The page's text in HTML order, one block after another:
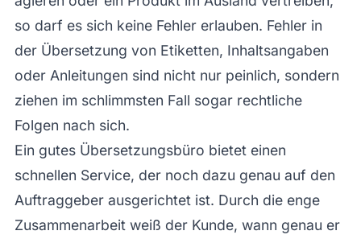
so darf es sich keine Fehler erlauben. Fehler in
der Übersetzung von Etiketten, Inhaltsangaben
oder Anleitungen sind nicht nur peinlich, sondern
ziehen im schlimmsten Fall sogar rechtliche
Folgen nach sich.
Ein gutes Übersetzungsbüro bietet einen
schnellen Service, der noch dazu genau auf den
Auftraggeber ausgerichtet ist. Durch die enge
Zusammenarbeit weiß der Kunde, wann genau er